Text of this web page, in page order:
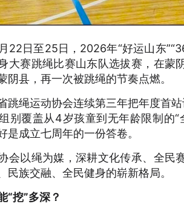
22日至25日，2026年“好运山东
大赛跳绳比赛山东队选拔赛，在蒙
县，再一次被跳绳的节奏点燃。
跳绳运动协会连续第三年把年度首
别覆盖从4岁孩童到无年龄限制的
是成立七周年的一份答卷。
会以绳为媒，深耕文化传承、全民
民族交融、全民健身的崭新格局。
“挖”多深？